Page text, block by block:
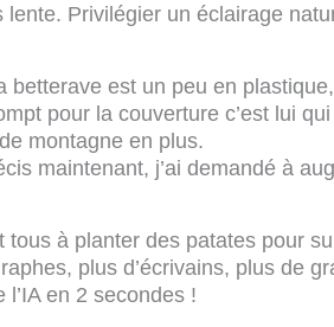
lente. Privilégier un éclairage
betterave est un peu en
pour la couverture c’est lui
montagne en plus.
maintenant, j’ai demandé à
tous à planter des patates pour
plus d’écrivains, plus de
l’IA en 2 secondes !